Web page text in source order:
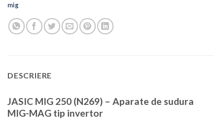
mig
DESCRIERE
JASIC MIG 250 (N269) – Aparate de sudura
MIG-MAG tip invertor